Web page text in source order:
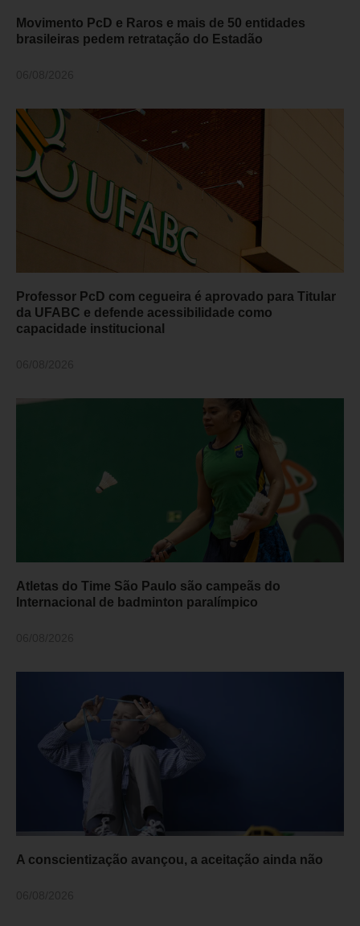
Movimento PcD e Raros e mais de 50 entidades
brasileiras pedem retratação do Estadão
Professor PcD com cegueira é aprovado para Titular
da UFABC e defende acessibilidade como
capacidade institucional
Atletas do Time São Paulo são campeãs do
Internacional de badminton paralímpico
A conscientização avançou, a aceitação ainda não